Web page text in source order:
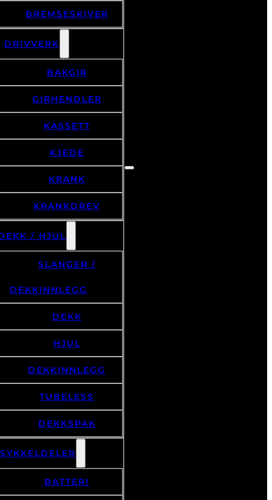
BREMSESKIVER
DRIVVERK
BAKGIR
GIRHENDLER
KASSETT
KJEDE
KRANK
KRANKDREV
/ HJUL
SLANGER /
DEKKINNLEGG
DEKK
HJUL
DEKKINNLEGG
TUBELESS
DEKKSPAK
BATTERI